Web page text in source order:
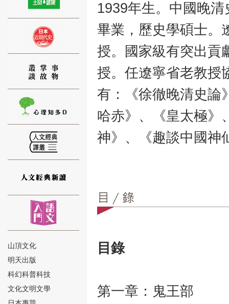
⑫
⑬
山頂文化
明天出版
科幻科普科技
文化文明文學
1939年生。中國晚
畢業，歷史學碩士。
授。國家級有突出貢
授。任遼寧省老教授
有：《徐徹晚清史論
哈赤》、《皇太極》
神》、《趣談中國神
目錄
第一章：鬼王部